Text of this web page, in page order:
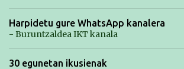
Harpidetu gure WhatsApp kanalera
- Buruntzaldea IKT kanala
30 egunetan ikusienak